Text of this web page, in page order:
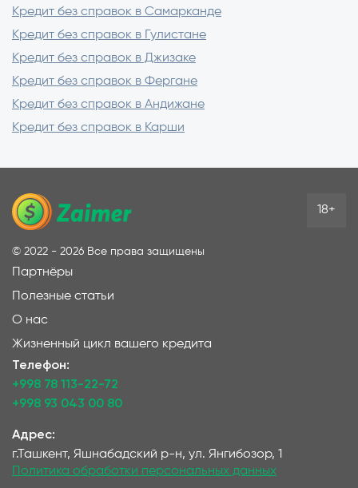
Кредит без справок в Самарканде
Кредит без справок в Гулистане
Кредит без справок в Джизаке
Кредит без справок в Фергане
Кредит без справок в Андижане
Кредит без справок в Карши
© 2022 - 2026 Все права защищены
Партнёры
Полезные статьи
О нас
Жизненный цикл вашего кредита
Телефон:
+998 78 113-22-72
+998 93 043 00 80
Адрес:
г.Ташкент, Яшнабадский р-н, ул. Янгибозор, 1
Политика обработки персональных данных
18+